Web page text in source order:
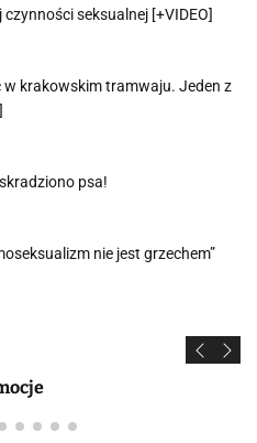
czynności seksualnej [+VIDEO]
krakowskim tramwaju. Jeden z
psa!
nie jest grzechem”